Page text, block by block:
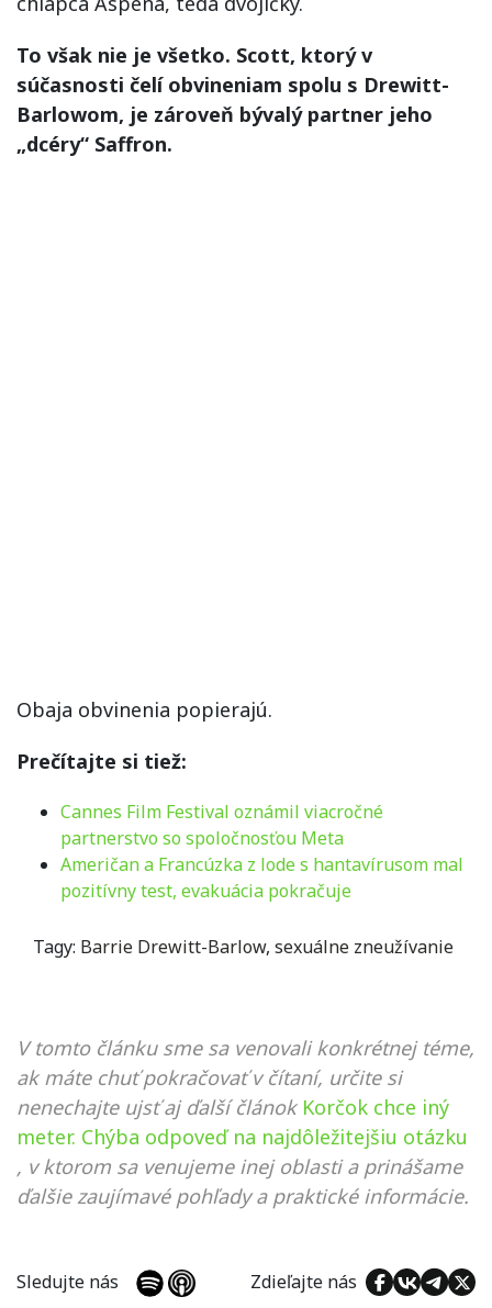
To však nie je všetko. Scott, ktorý v
súčasnosti čelí obvineniam spolu s Drewitt-
Barlowom, je zároveň bývalý partner jeho
„dcéry“ Saffron.
Obaja obvinenia popierajú.
Prečítajte si tiež:
Cannes Film Festival oznámil viacročné
partnerstvo so spoločnosťou Meta
Američan a Francúzka z lode s hantavírusom mal
pozitívny test, evakuácia pokračuje
Tagy: Barrie Drewitt-Barlow, sexuálne zneužívanie
V tomto článku sme sa venovali konkrétnej téme,
ak máte chuť pokračovať v čítaní, určite si
nenechajte ujsť aj ďalší článok Korčok chce iný
meter. Chýba odpoveď na najdôležitejšiu otázku
, v ktorom sa venujeme inej oblasti a prinášame
ďalšie zaujímavé pohľady a praktické informácie.
Sledujte nás Zdieľajte nás